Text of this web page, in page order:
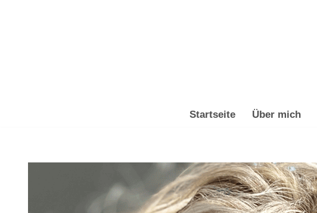
Startseite Über mich